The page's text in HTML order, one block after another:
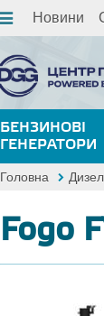
Новини
БЕНЗИНОВІ
ГЕНЕРАТОРИ
Головна
Fogo